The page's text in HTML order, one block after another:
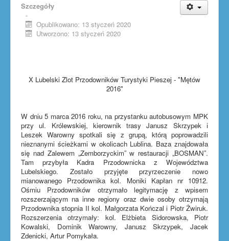
GALERIA
Szczegóły
-
Opublikowano: 13 styczeń 2020
Utworzono: 13 styczeń 2020
X Lubelski Zlot Przodowników Turystyki Pieszej - "Mętów
2016"
W dniu 5 marca 2016 roku, na przystanku autobusowym MPK
przy ul. Królewskiej, kierownik trasy Janusz Skrzypek i
Leszek Warowny spotkali się z grupą, którą poprowadzili
nieznanymi ścieżkami w okolicach Lublina. Baza znajdowała
się nad Zalewem „Zemborzyckim” w restauracji „BOSMAN”.
Tam przybyła Kadra Przodownicka z Województwa
Lubelskiego. Zostało przyjęte przyrzeczenie nowo
mianowanego Przodownika kol. Moniki Kapłan nr 10912.
Ośmiu Przodowników otrzymało legitymację z wpisem
rozszerzającym na inne regiony oraz dwie osoby otrzymają
Przodownika stopnia II kol. Małgorzata Kończal i Piotr Żwiruk.
Rozszerzenia otrzymały: kol. Elżbieta Sidorowska, Piotr
Kowalski, Dominik Warowny, Janusz Skrzypek, Jacek
Zdenicki, Artur Pomykała.